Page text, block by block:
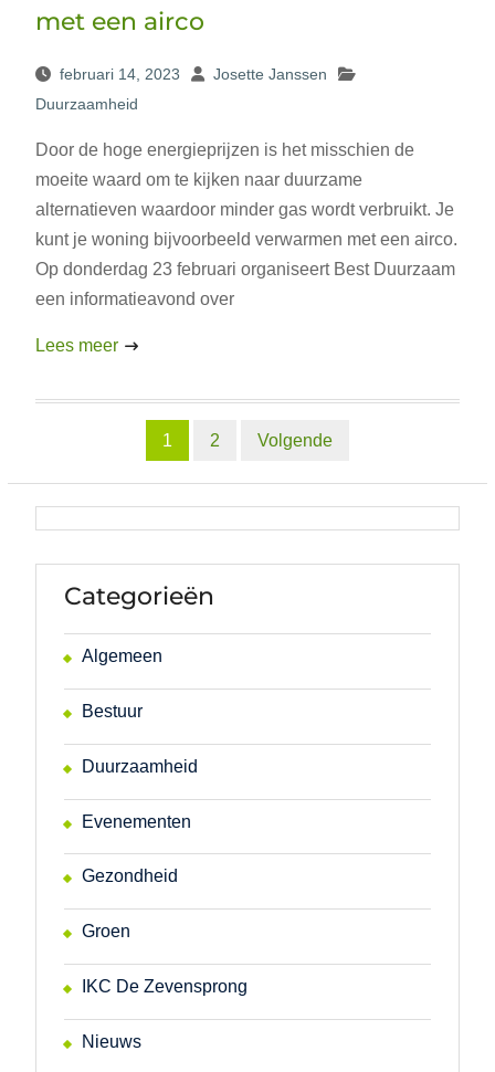
met een airco
februari 14, 2023
Josette Janssen
Duurzaamheid
Door de hoge energieprijzen is het misschien de
moeite waard om te kijken naar duurzame
alternatieven waardoor minder gas wordt verbruikt. Je
kunt je woning bijvoorbeeld verwarmen met een airco.
Op donderdag 23 februari organiseert Best Duurzaam
een informatieavond over
Lees meer
paginering
1 2 Volgende
Categorieën
Algemeen
Bestuur
Duurzaamheid
Evenementen
Gezondheid
Groen
IKC De Zevensprong
Nieuws